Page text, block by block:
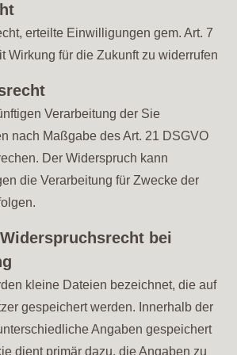
erteilte Einwilligungen gem. Art. 7
Wirkung für die Zukunft zu widerrufen
Verarbeitung der Sie
nach Maßgabe des Art. 21 DSGVO
Der Widerspruch kann
die Verarbeitung für Zwecke der
bei
kleine Dateien bezeichnet, die auf
gespeichert werden. Innerhalb der
Angaben gespeichert
dient primär dazu, die Angaben zu